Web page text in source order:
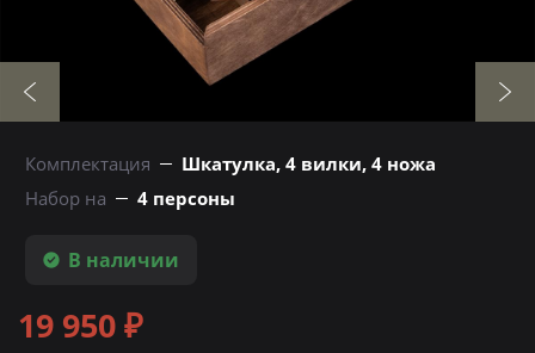
Комплектация
Шкатулка, 4 вилки, 4 ножа
Набор на
4 персоны
В наличии
19 950 ₽